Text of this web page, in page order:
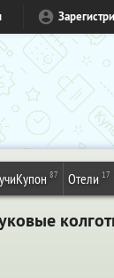
87 Отели 17